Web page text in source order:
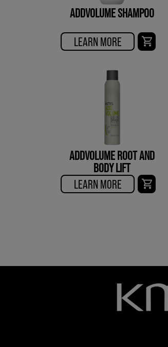
ADDVOLUME SHAMPOO
LEARN MORE
ADDVOLUME ROOT AND
BODY LIFT
LEARN MORE